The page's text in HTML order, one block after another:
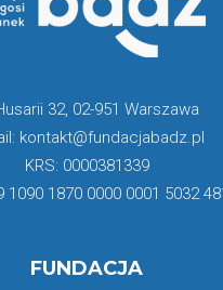
32, 02-951 Warszawa
kontakt@fundacjabadz.pl
KRS: 0000381339
1090 1870 0000 0001 5032
FUNDACJA